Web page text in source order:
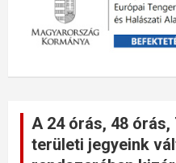
A 24 órás, 48
területi jegyeink